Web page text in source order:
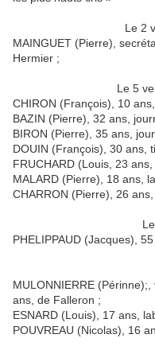
Le 2
MAINGUET (Pierre),
Hermier ;
Le 5
CHIRON (François), 10
BAZIN (Pierre), 32 ans,
BIRON (Pierre), 35 ans,
DOUIN (François), 30 ans,
FRUCHARD (Louis, 23
MALARD (Pierre), 18 ans,
CHARRON (Pierre), 26
PHELIPPAUD (Jacques),
MULONNIERRE
ans, de Falleron ;
ESNARD (Louis), 17 ans,
POUVREAU (Nicolas), 16